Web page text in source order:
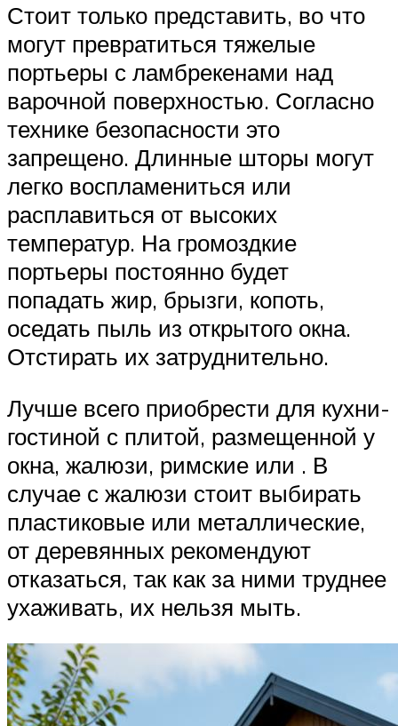
Стоит только представить, во что
могут превратиться тяжелые
портьеры с ламбрекенами над
варочной поверхностью. Согласно
технике безопасности это
запрещено. Длинные шторы могут
легко воспламениться или
расплавиться от высоких
температур. На громоздкие
портьеры постоянно будет
попадать жир, брызги, копоть,
оседать пыль из открытого окна.
Отстирать их затруднительно.
Лучше всего приобрести для кухни-
гостиной с плитой, размещенной у
окна, жалюзи, римские или . В
случае с жалюзи стоит выбирать
пластиковые или металлические,
от деревянных рекомендуют
отказаться, так как за ними труднее
ухаживать, их нельзя мыть.